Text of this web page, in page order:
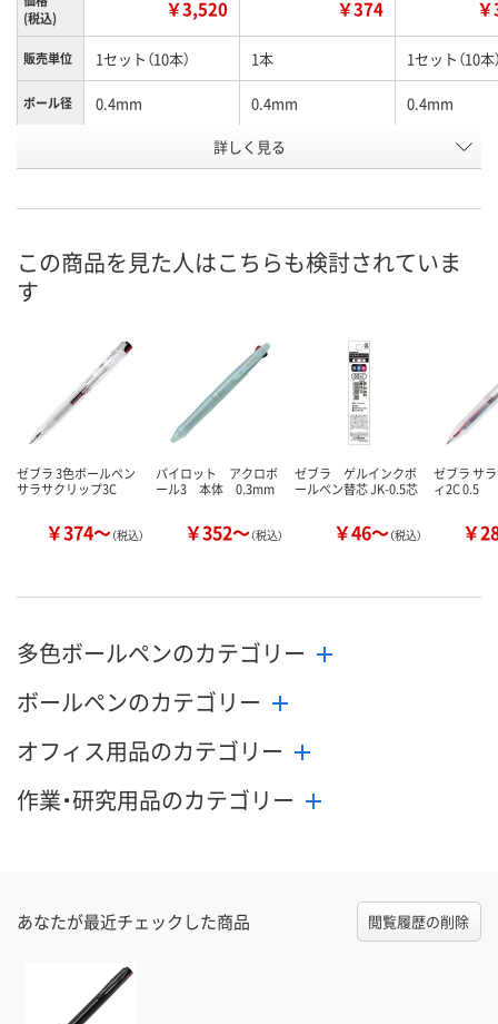
(税込)
￥3,520 ￥374
販売単位 1セット（10本） 1本 1セット（10本
ボール径 0.4mm 0.4mm 0.4mm
ミストブルー モスグリーン
号
数量
カゴへ カゴへ カ
詳しく見る
この商品を見た人はこちらも検討されていま
す
ゼブラ 3色ボールペン
サラサクリップ3C
￥374～（税込）
パイロット アクロボ
ール3 本体 0.3mm
￥352～（税込）
ゼブラ ゲルインクボ
ールペン替芯 JK-0.5芯
￥46～（税込）
ゼブラ サ
ィ2C 0.5
￥
多色ボールペンのカテゴリー
ボールペンのカテゴリー
オフィス用品のカテゴリー
作業・研究用品のカテゴリー
あなたが最近チェックした商品 閲覧履歴の削除